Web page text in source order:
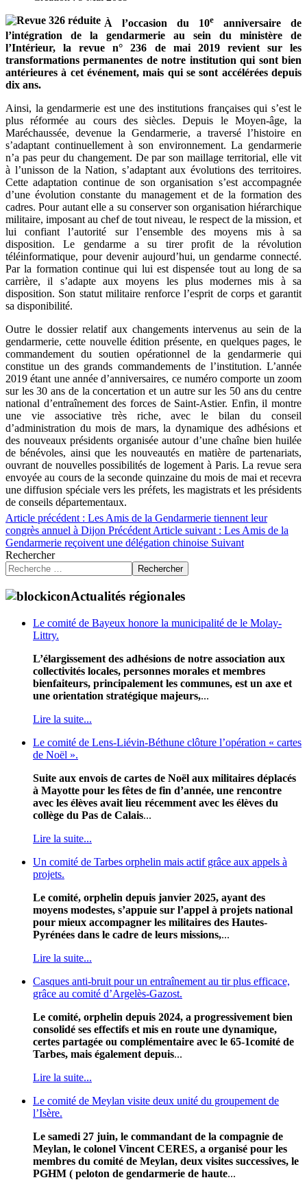
À l’occasion du 10e anniversaire de
l’intégration de la gendarmerie au sein du ministère de
l’Intérieur, la revue n° 236 de mai 2019 revient sur les
transformations permanentes de notre institution qui sont bien
antérieures à cet événement, mais qui se sont accélérées depuis
dix ans.
Ainsi, la gendarmerie est une des institutions françaises qui s’est le
plus réformée au cours des siècles. Depuis le Moyen-âge, la
Maréchaussée, devenue la Gendarmerie, a traversé l’histoire en
s’adaptant continuellement à son environnement. La gendarmerie
n’a pas peur du changement. De par son maillage territorial, elle vit
à l’unisson de la Nation, s’adaptant aux évolutions des territoires.
Cette adaptation continue de son organisation s’est accompagnée
d’une évolution constante du management et de la formation des
cadres. Pour autant elle a su conserver son organisation hiérarchique
militaire, imposant au chef de tout niveau, le respect de la mission, et
lui confiant l’autorité sur l’ensemble des moyens mis à sa
disposition. Le gendarme a su tirer profit de la révolution
téléinformatique, pour devenir aujourd’hui, un gendarme connecté.
Par la formation continue qui lui est dispensée tout au long de sa
carrière, il s’adapte aux moyens les plus modernes mis à sa
disposition. Son statut militaire renforce l’esprit de corps et garantit
sa disponibilité.
Outre le dossier relatif aux changements intervenus au sein de la
gendarmerie, cette nouvelle édition présente, en quelques pages, le
commandement du soutien opérationnel de la gendarmerie qui
constitue un des grands commandements de l’institution. L’année
2019 étant une année d’anniversaires, ce numéro comporte un zoom
sur les 30 ans de la concertation et un autre sur les 50 ans du centre
national d’entraînement des forces de Saint-Astier. Enfin, il montre
une vie associative très riche, avec le bilan du conseil
d’administration du mois de mars, la dynamique des adhésions et
des nouveaux présidents organisée autour d’une chaîne bien huilée
de bénévoles, ainsi que les nouveautés en matière de partenariats,
ouvrant de nouvelles possibilités de logement à Paris. La revue sera
envoyée au cours de la seconde quinzaine du mois de mai et recevra
une diffusion spéciale vers les préfets, les magistrats et les présidents
de conseils départementaux.
Article précédent : Les Amis de la Gendarmerie tiennent leur
congrès annuel à Dijon Précédent Article suivant : Les Amis de la
Gendarmerie reçoivent une délégation chinoise Suivant
Rechercher
Rechercher
Actualités régionales
Le comité de Bayeux honore la municipalité de le Molay-
Littry.
L’élargissement des adhésions de notre association aux
collectivités locales, personnes morales et membres
bienfaiteurs, principalement les communes, est un axe et
une orientation stratégique majeurs,...
Lire la suite...
Le comité de Lens-Liévin-Béthune clôture l’opération « cartes
de Noël ».
Suite aux envois de cartes de Noël aux militaires déplacés
à Mayotte pour les fêtes de fin d’année, une rencontre
avec les élèves avait lieu récemment avec les élèves du
collège du Pas de Calais...
Lire la suite...
Un comité de Tarbes orphelin mais actif grâce aux appels à
projets.
Le comité, orphelin depuis janvier 2025, ayant des
moyens modestes, s’appuie sur l’appel à projets national
pour mieux accompagner les militaires des Hautes-
Pyrénées dans le cadre de leurs missions,...
Lire la suite...
Casques anti-bruit pour un entraînement au tir plus efficace,
grâce au comité d’Argelès-Gazost.
Le comité, orphelin depuis 2024, a progressivement bien
consolidé ses effectifs et mis en route une dynamique,
certes partagée ou complémentaire avec le 65-1comité de
Tarbes, mais également depuis...
Lire la suite...
Le comité de Meylan visite deux unité du groupement de
l’Isère.
Le samedi 27 juin, le commandant de la compagnie de
Meylan, le colonel Vincent CERES, a organisé pour les
membres du comité de Meylan, deux visites successives, le
PGHM ( peloton de gendarmerie de haute...